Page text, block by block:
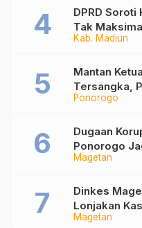
Kab. Madiun
DPRD Soroti
Tak
Hasilkan PAD
Ponorogo
Mantan
Tersangka,
Utang Rp1,4
Magetan
Dugaan
Ponorogo
Magetan
Magetan
Dinkes
Lonjakan
Lakukan